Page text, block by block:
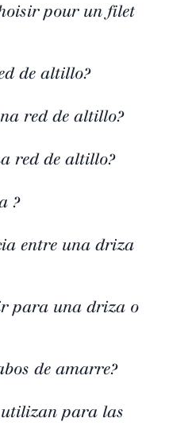
pour un filet
de altillo?
red de altillo?
red de altillo?
?
entre una driza
para una driza o
de amarre?
utilizan para las